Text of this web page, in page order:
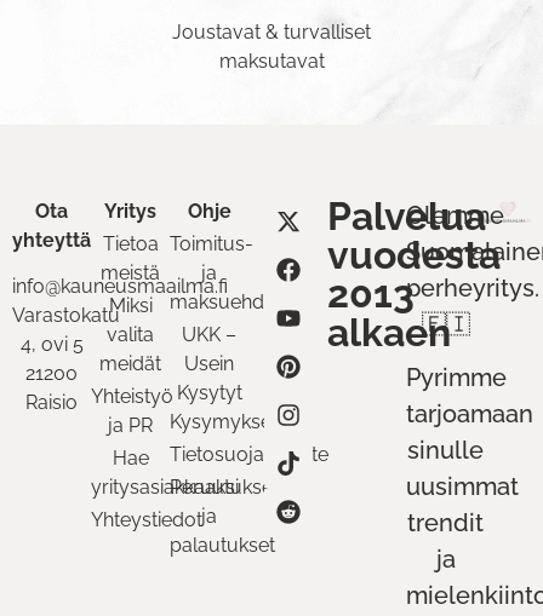
Joustavat & turvalliset
maksutavat
Ota
yhteyttä
info@kauneusmaailma.fi
Varastokatu
4, ovi 5
21200
Raisio
Yritys
Tietoa
meistä
Miksi
valita
meidät
Yhteistyö
ja PR
Hae
yritysasiakkaaksi
Yhteystiedot
Ohje
Toimitus-
ja
maksuehdot
UKK –
Usein
Kysytyt
Kysymykset
Tietosuojaseloste
Peruutukset
ja
palautukset
Palvelua
vuodesta
2013
alkaen
Olemme
perheyritys.
🇫🇮
Pyrimme
tarjoamaan
sinulle
uusimmat
trendit
ja